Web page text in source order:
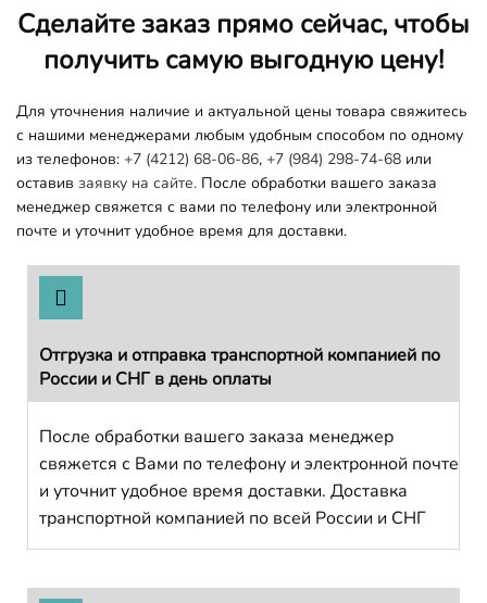
Сделайте заказ прямо сейчас, чтобы
получить самую выгодную цену!
Для уточнения наличие и актуальной цены товара свяжитесь
с нашими менеджерами любым удобным способом по одному
из телефонов: +7 (4212) 68-06-86, +7 (984) 298-74-68 или
оставив заявку на сайте. После обработки вашего заказа
менеджер свяжется с вами по телефону или электронной
почте и уточнит удобное время для доставки.
Отгрузка и отправка транспортной компанией по
России и СНГ в день оплаты
После обработки вашего заказа менеджер
свяжется с Вами по телефону и электронной почте
и уточнит удобное время доставки. Доставка
транспортной компанией по всей России и СНГ